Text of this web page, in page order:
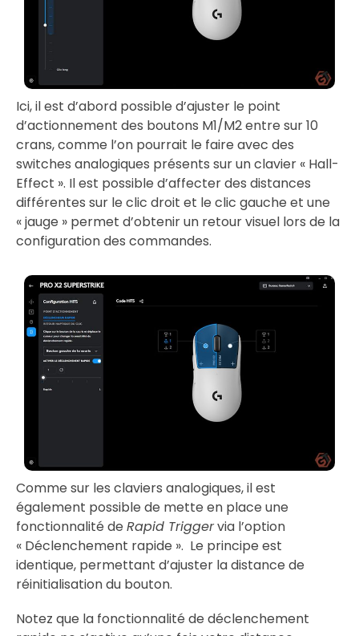
Ici, il est d’abord possible d’ajuster le point
d’actionnement des boutons M1/M2 entre sur 10
crans, comme l’on pourrait le faire avec des
switches analogiques présents sur un clavier « Hall-
Effect ». Il est possible d’affecter des distances
différentes sur le clic droit et le clic gauche et une
« jauge » permet d’obtenir un retour visuel lors de la
configuration des commandes.
Comme sur les claviers analogiques, il est
également possible de mette en place une
fonctionnalité de Rapid Triggervia l’option
« Déclenchement rapide ». Le principe est
identique, permettant d’ajuster la distance de
réinitialisation du bouton.
Notez que la fonctionnalité de déclenchement